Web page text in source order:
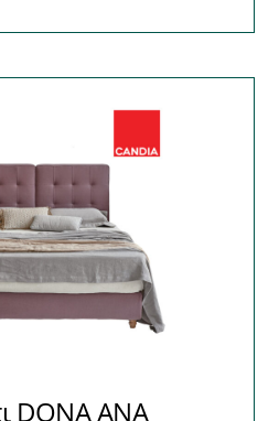
DONA ANA